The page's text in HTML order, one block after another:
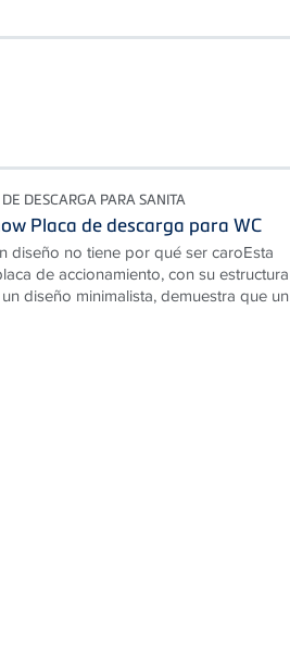
DESCARGA PARA SANITA
Placa de descarga para WC
diseño no tiene por qué ser caroEsta
de accionamiento, con su estructura
diseño minimalista, demuestra que un